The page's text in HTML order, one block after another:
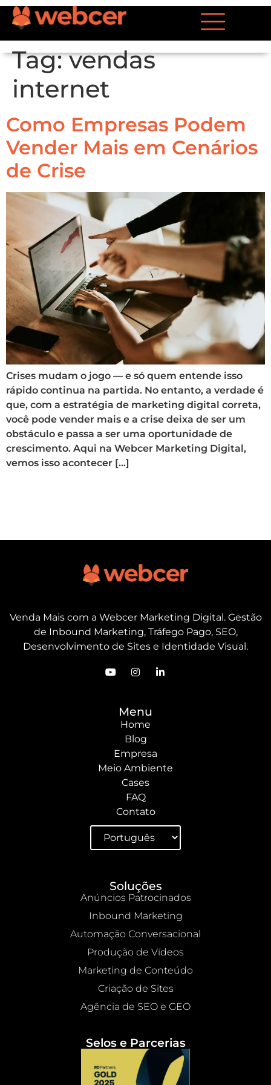
Tag:vendas
internet
Como Empresas Podem
Vender Mais em Cenários
de Crise
Crises mudam o jogo — e só quem entende isso
rápido continua na partida. No entanto, a verdade é
que, com a estratégia de marketing digital correta,
você pode vender mais e a crise deixa de ser um
obstáculo e passa a ser uma oportunidade de
crescimento. Aqui na Webcer Marketing Digital,
vemos isso acontecer […]
Venda Mais com a Webcer Marketing Digital. Gestão
de Inbound Marketing, Tráfego Pago, SEO,
Desenvolvimento de Sites e Identidade Visual.
Menu
Home
Blog
Empresa
Meio Ambiente
Cases
FAQ
Contato
Soluções
Anúncios Patrocinados
Inbound Marketing
Automação Conversacional
Produção de Vídeos
Marketing de Conteúdo
Criação de Sites
Agência de SEO e GEO
Selos e Parcerias